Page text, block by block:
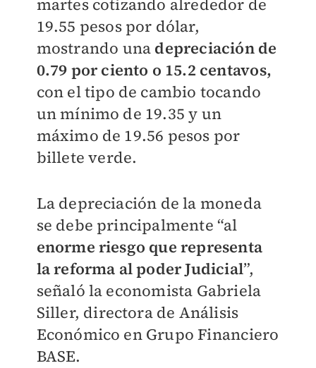
martes cotizando alrededor de
19.55 pesos por dólar,
mostrando una depreciación de
0.79 por ciento o 15.2 centavos,
con el tipo de cambio tocando
un mínimo de 19.35 y un
máximo de 19.56 pesos por
billete verde.
La depreciación de la moneda
se debe principalmente “al
enorme riesgo que representa
la reforma al poder Judicial”,
señaló la economista Gabriela
Siller, directora de Análisis
Económico en Grupo Financiero
BASE.